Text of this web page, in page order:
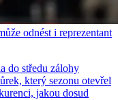
odnést i reprezentant
do středu zálohy
který sezonu otevřel
jakou dosud